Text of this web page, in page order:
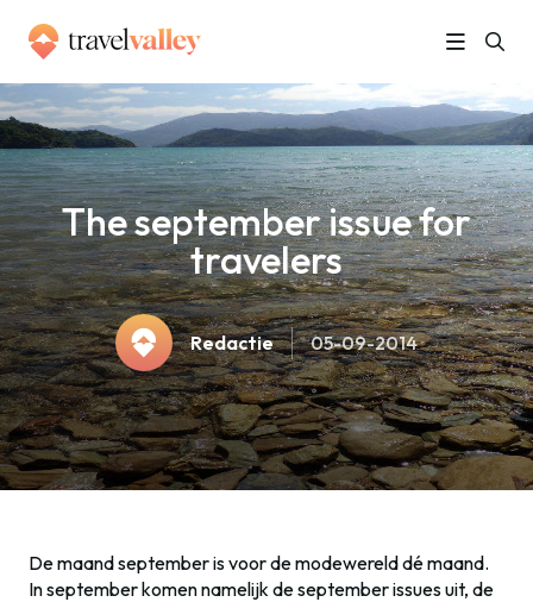
Home » The september issue for travelers
The september issue for
travelers
Redactie 05-09-2014
De maand september is voor de modewereld dé maand.
In september komen namelijk de september issues uit, de